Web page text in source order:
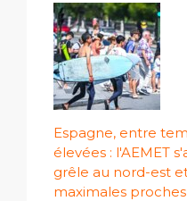
Espagne, entre
élevées : l'AEMET
grêle au nord-est
maximales